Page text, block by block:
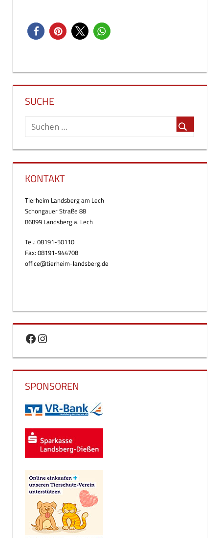
SUCHE
KONTAKT
Tierheim Landsberg am Lech
Schongauer Straße 88
86899 Landsberg a. Lech
Tel.: 08191-50110
Fax: 08191-944708
office@tierheim-landsberg.de
Facebook
Instagram
SPONSOREN